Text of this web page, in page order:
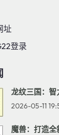
址
登录
龙纹三国：智
2026-05-11
魔兽：打造